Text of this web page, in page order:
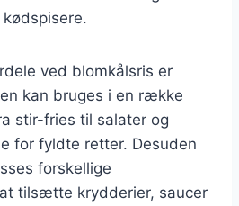
ved blomkålsris er
kan bruges i en række
stir-fries til salater og
for fyldte retter. Desuden
forskellige
tilsætte krydderier, saucer